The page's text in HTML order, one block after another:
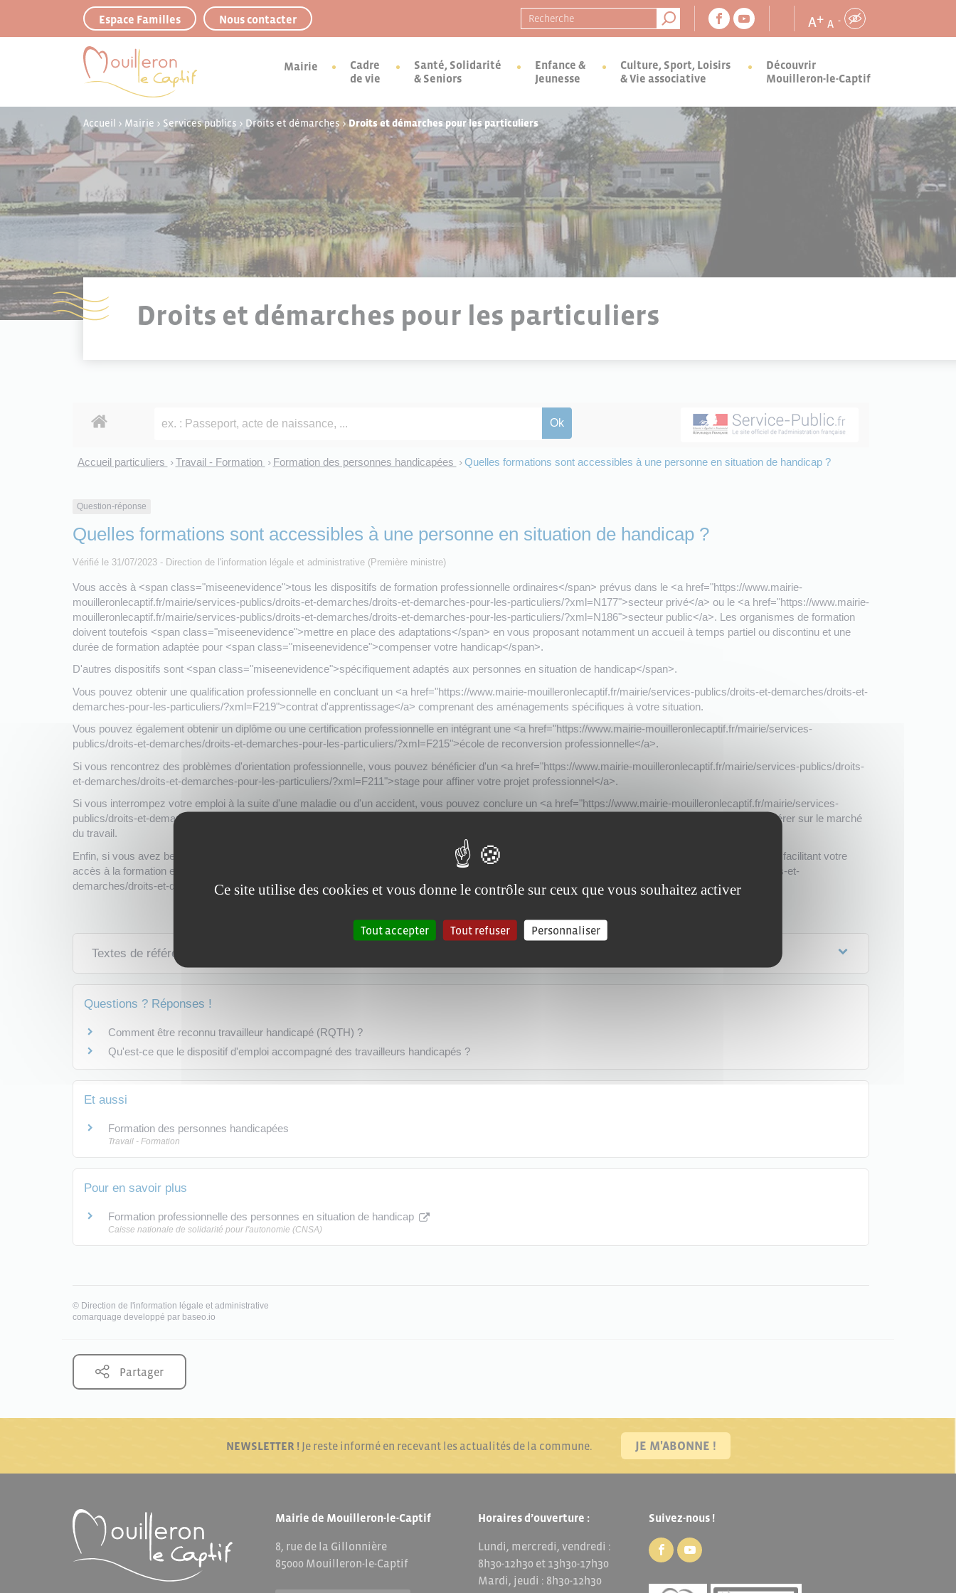
Espace Familles Nous contacter Recherche pour : A+ A -
Mairie
Cadre
de vie
Santé, Solidarité
& Seniors
Enfance &
Jeunesse
Culture, Sport, Loisirs
& Vie associative
Découvrir
Mouilleron-le-Captif
Accueil > Mairie > Services publics > Droits et démarches >Droits et démarches pour les particuliers
Droits et démarches pour les particuliers
Accueil particuliers > Travail - Formation > Formation des personnes handicapées > Quelles formations sont accessibles à une personne en situation de handicap ?
Question-réponse
Quelles formations sont accessibles à une personne en situation de handicap ?
Vérifié le 31/07/2023 - Direction de l'information légale et administrative (Première ministre)
Vous accès à <span class="miseenevidence">tous les dispositifs de formation professionnelle ordinaires</span> prévus dans le <a href="https://www.mairie-
mouilleronlecaptif.fr/mairie/services-publics/droits-et-demarches/droits-et-demarches-pour-les-particuliers/?xml=N177">secteur privé</a> ou le <a href="https://www.mairie-
mouilleronlecaptif.fr/mairie/services-publics/droits-et-demarches/droits-et-demarches-pour-les-particuliers/?xml=N186">secteur public</a>. Les organismes de formation
doivent toutefois <span class="miseenevidence">mettre en place des adaptations</span> en vous proposant notamment un accueil à temps partiel ou discontinu et une
durée de formation adaptée pour <span class="miseenevidence">compenser votre handicap</span>.
D'autres dispositifs sont <span class="miseenevidence">spécifiquement adaptés aux personnes en situation de handicap</span>.
Vous pouvez obtenir une qualification professionnelle en concluant un <a href="https://www.mairie-mouilleronlecaptif.fr/mairie/services-publics/droits-et-demarches/droits-et-
demarches-pour-les-particuliers/?xml=F219">contrat d'apprentissage</a> comprenant des aménagements spécifiques à votre situation.
Vous pouvez également obtenir un diplôme ou une certification professionnelle en intégrant une <a href="https://www.mairie-mouilleronlecaptif.fr/mairie/services-
publics/droits-et-demarches/droits-et-demarches-pour-les-particuliers/?xml=F215">école de reconversion professionnelle</a>.
Si vous rencontrez des problèmes d'orientation professionnelle, vous pouvez bénéficier d'un <a href="https://www.mairie-mouilleronlecaptif.fr/mairie/services-publics/droits-
et-demarches/droits-et-demarches-pour-les-particuliers/?xml=F211">stage pour affiner votre projet professionnel</a>.
Si vous interrompez votre emploi à la suite d'une maladie ou d'un accident, vous pouvez conclure un <a href="https://www.mairie-mouilleronlecaptif.fr/mairie/services-
publics/droits-et-demarches/droits-et-demarches-pour-les-particuliers/?xml=F212">contrat ou stage de réadaptation professionnelle</a> pour vous réinsérer sur le marché
du travail.
Enfin, si vous avez besoin d'un <span class="miseenevidence">accompagnement pour sécuriser votre parcours professionnel</span> (par exemple, en facilitant votre
accès à la formation et bilan de compétences), vous pouvez bénéficier d'un <a href="https://www.mairie-mouilleronlecaptif.fr/mairie/services-publics/droits-et-
demarches/droits-et-demarches-pour-les-particuliers/?xml=F34063">référent unique</a>.
Textes de référence
Questions ? Réponses !
Comment être reconnu travailleur handicapé (RQTH) ?
Qu'est-ce que le dispositif d'emploi accompagné des travailleurs handicapés ?
Et aussi
Formation des personnes handicapées
Travail - Formation
Pour en savoir plus
Formation professionnelle des personnes en situation de handicap
Caisse nationale de solidarité pour l'autonomie (CNSA)
© Direction de l'information légale et administrative
comarquage developpé par baseo.io
Partager
NEWSLETTER !Je reste informé en recevant les actualités de la commune. JE M'ABONNE !
Mairie de Mouilleron-le-Captif
8, rue de la Gillonnière
85000 Mouilleron-le-Captif
Horaires d’ouverture :
Lundi, mercredi, vendredi :
8h30-12h30 et 13h30-17h30
Mardi, jeudi : 8h30-12h30
Suivez-nous !
Panneau de gestion des cookies
Ce site utilise des cookies et vous donne le contrôle sur ceux que vous souhaitez activer
Tout accepter Tout refuser Personnaliser